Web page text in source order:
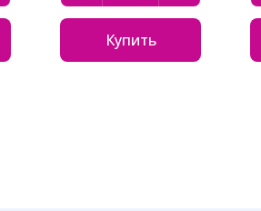
Купить